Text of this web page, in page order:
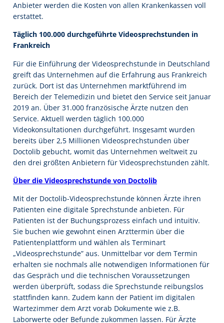
Anbieter werden die Kosten von allen Krankenkassen voll
erstattet.
Täglich 100.000 durchgeführte Videosprechstunden in
Frankreich
Für die Einführung der Videosprechstunde in Deutschland
greift das Unternehmen auf die Erfahrung aus Frankreich
zurück. Dort ist das Unternehmen marktführend im
Bereich der Telemedizin und bietet den Service seit Januar
2019 an. Über 31.000 französische Ärzte nutzen den
Service. Aktuell werden täglich 100.000
Videokonsultationen durchgeführt. Insgesamt wurden
bereits über 2,5 Millionen Videosprechstunden über
Doctolib gebucht, womit das Unternehmen weltweit zu
den drei größten Anbietern für Videosprechstunden zählt.
Über die Videosprechstunde von Doctolib
Mit der Doctolib-Videosprechstunde können Ärzte ihren
Patienten eine digitale Sprechstunde anbieten. Für
Patienten ist der Buchungsprozess einfach und intuitiv.
Sie buchen wie gewohnt einen Arzttermin über die
Patientenplattform und wählen als Terminart
„Videosprechstunde” aus. Unmittelbar vor dem Termin
erhalten sie nochmals alle notwendigen Informationen für
das Gespräch und die technischen Voraussetzungen
werden überprüft, sodass die Sprechstunde reibungslos
stattfinden kann. Zudem kann der Patient im digitalen
Wartezimmer dem Arzt vorab Dokumente wie z.B.
Laborwerte oder Befunde zukommen lassen. Für Ärzte